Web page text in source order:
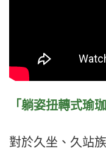
「躺姿扭轉式瑜
對於久坐、久站